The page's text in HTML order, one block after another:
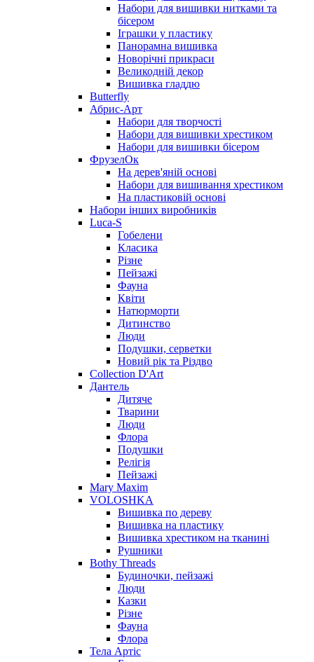
Набори для вишивки нитками та
бісером
Іграшки у пластику
Панорамна вишивка
Новорічні прикраси
Великодній декор
Вишивка гладдю
Butterfly
Абрис-Арт
Набори для творчості
Набори для вишивки хрестиком
Набори для вишивки бісером
ФрузелОк
На дерев'яній основі
Набори для вишивання хрестиком
На пластиковій основі
Набори інших виробників
Luca-S
Гобелени
Класика
Різне
Пейзажі
Фауна
Квіти
Натюрморти
Дитинство
Люди
Подушки, серветки
Новий рік та Різдво
Collection D'Art
Дантель
Дитяче
Тварини
Люди
Флора
Подушки
Релігія
Пейзажі
Mary Maxim
VOLOSHKA
Вишивка по дереву
Вишивка на пластику
Вишивка хрестиком на тканині
Рушники
Bothy Threads
Будиночки, пейзажі
Люди
Казки
Різне
Фауна
Флора
Тела Артіс